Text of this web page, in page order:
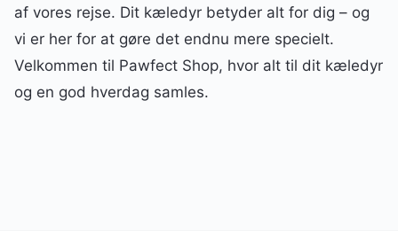
af vores rejse. Dit kæledyr betyder alt for dig – og
vi er her for at gøre det endnu mere specielt.
Velkommen til Pawfect Shop, hvor alt til dit kæledyr
og en god hverdag samles.